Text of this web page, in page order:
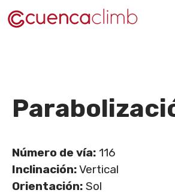
Saltar
al
Número de vía: 116
Inclinación:Vertical
Orientación: Sol